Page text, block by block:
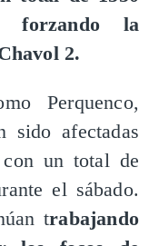
forzando la
2.
Perquenco,
afectadas
un total de
el sábado.
trabajando